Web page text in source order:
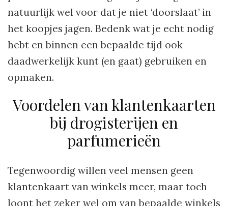
natuurlijk wel voor dat je niet ‘doorslaat’ in
het koopjes jagen. Bedenk wat je echt nodig
hebt en binnen een bepaalde tijd ook
daadwerkelijk kunt (en gaat) gebruiken en
opmaken.
Voordelen van klantenkaarten
bij drogisterijen en
parfumerieën
Tegenwoordig willen veel mensen geen
klantenkaart van winkels meer, maar toch
loont het zeker wel om van bepaalde winkels